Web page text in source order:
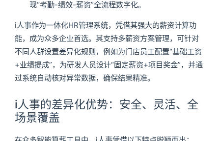
现“考勤-绩效-薪资”全流程数字化。
i人事作为一体化HR管理系统，凭借其强大的薪资计算功
能，成为众多企业首选。其支持多薪资方案管理，可针对
不同人群设置差异化规则，例如为门店员工配置“基础工资
+业绩提成”，为研发人员设计“固定薪资+项目奖金”，并通
过系统自动核对异常数据，确保结果精准。
i人事的差异化优势：安全、灵活、全
场景覆盖